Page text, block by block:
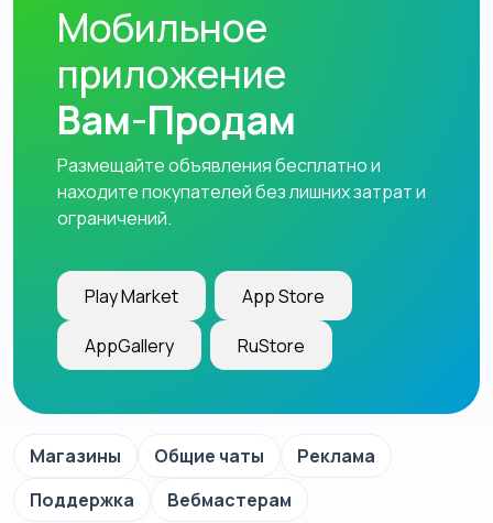
Мобильное
приложение
Вам-Продам
Размещайте объявления бесплатно и
находите покупателей без лишних затрат и
ограничений.
Play Market App Store
AppGallery RuStore
Магазины Общие чаты
Реклама
Поддержка
Вебмастерам